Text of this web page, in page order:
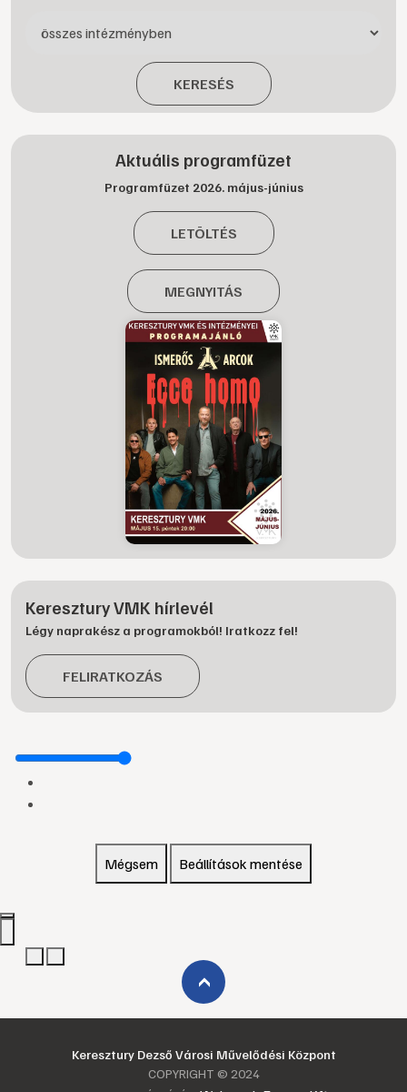
KERESÉS
Aktuális programfüzet
Programfüzet 2026. május-június
LETÖLTÉS
MEGNYITÁS
Keresztury VMK hírlevél
Légy naprakész a programokból! Iratkozz fel!
FELIRATKOZÁS
Mégsem Beállítások mentése
›
Keresztury Dezső Városi Művelődési Központ
COPYRIGHT © 2024